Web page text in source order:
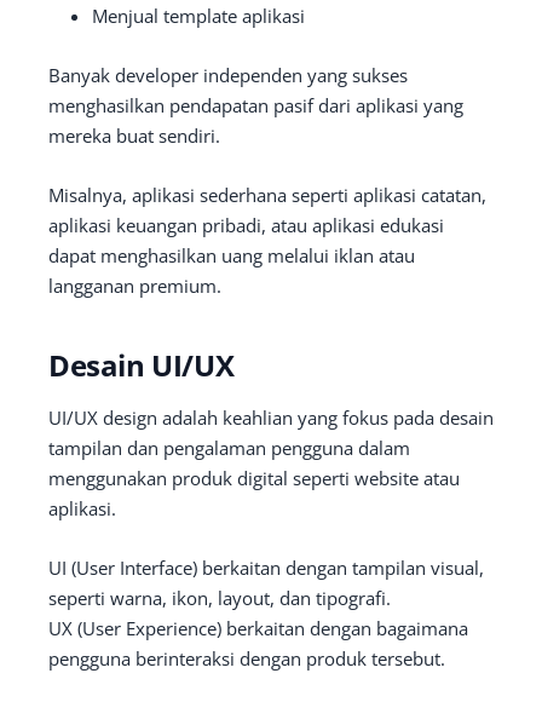
Menjual template aplikasi
Banyak developer independen yang sukses
menghasilkan pendapatan pasif dari aplikasi yang
mereka buat sendiri.
Misalnya, aplikasi sederhana seperti aplikasi catatan,
aplikasi keuangan pribadi, atau aplikasi edukasi
dapat menghasilkan uang melalui iklan atau
langganan premium.
Desain UI/UX
UI/UX design adalah keahlian yang fokus pada desain
tampilan dan pengalaman pengguna dalam
menggunakan produk digital seperti website atau
aplikasi.
UI (User Interface) berkaitan dengan tampilan visual,
seperti warna, ikon, layout, dan tipografi.
UX (User Experience) berkaitan dengan bagaimana
pengguna berinteraksi dengan produk tersebut.